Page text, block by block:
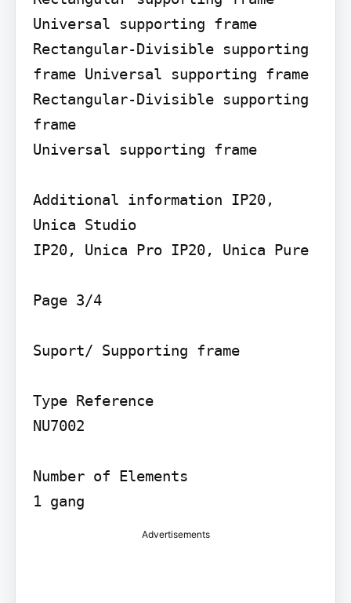
Universal supporting frame
Rectangular-Divisible supporting
frame Universal supporting frame
Rectangular-Divisible supporting
frame
Universal supporting frame
Additional information IP20,
Unica Studio
IP20, Unica Pro IP20, Unica Pure
Page 3/4
Suport/ Supporting frame
Type Reference
NU7002
Number of Elements
Advertisements